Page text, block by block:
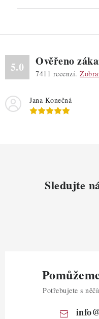
5.0 Ověřeno
7411 recenzí.
Jana Konečná
Sledujte
Potřebujete s
info@